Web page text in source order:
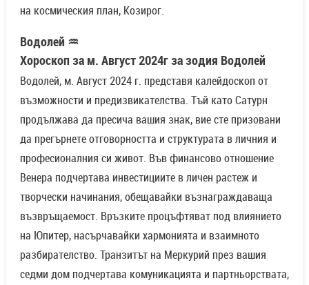
на космическия план, Козирог.
Водолей ♒
Хороскоп за м. Август 2024г за зодия Водолей
Водолей, м. Август 2024 г. представя калейдоскоп от
възможности и предизвикателства. Тъй като Сатурн
продължава да пресича вашия знак, вие сте призовани
да прегърнете отговорността и структурата в личния и
професионалния си живот. Във финансово отношение
Венера подчертава инвестициите в личен растеж и
творчески начинания, обещавайки възнаграждаваща
възвръщаемост. Връзките процъфтяват под влиянието
на Юпитер, насърчавайки хармонията и взаимното
разбирателство. Транзитът на Меркурий през вашия
седми дом подчертава комуникацията и партньорствата,